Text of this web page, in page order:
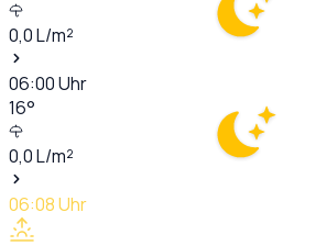
0,0L/m²
06:00Uhr
16°
0,0L/m²
06:08Uhr